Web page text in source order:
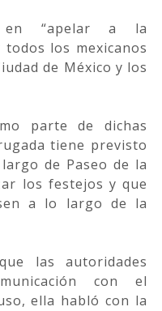
en “apelar a la
los mexicanos
de México y los
parte de dichas
tiene previsto
de Paseo de la
los festejos y que
a lo largo de la
las autoridades
con el
ella habló con la